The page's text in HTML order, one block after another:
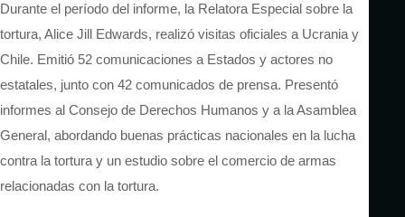
Durante el período del informe, la Relatora Especial sobre la
tortura, Alice Jill Edwards, realizó visitas oficiales a Ucrania y
Chile. Emitió 52 comunicaciones a Estados y actores no
estatales, junto con 42 comunicados de prensa. Presentó
informes al Consejo de Derechos Humanos y a la Asamblea
General, abordando buenas prácticas nacionales en la lucha
contra la tortura y un estudio sobre el comercio de armas
relacionadas con la tortura.